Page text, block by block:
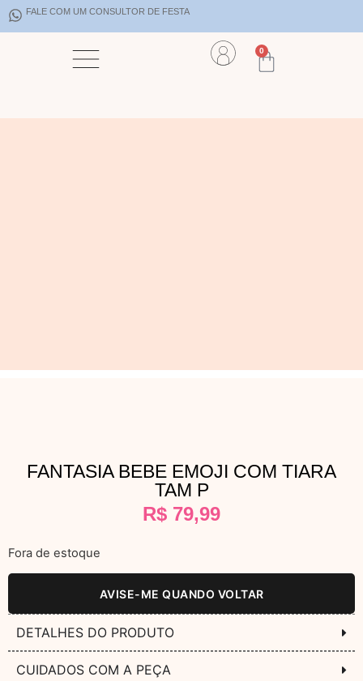
FALE COM UM CONSULTOR DE FESTA
0
FANTASIA BEBE EMOJI COM TIARA
TAM P
R$ 79,99
Fora de estoque
AVISE-ME QUANDO VOLTAR
DETALHES DO PRODUTO
CUIDADOS COM A PEÇA